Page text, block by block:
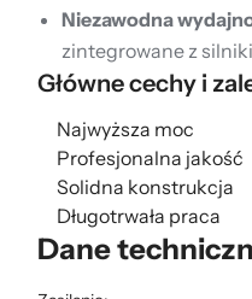
Niezawodna
zintegrowane z
Główne cechy i
Najwyższa moc
Profesjonalna jakość
Solidna konstrukcja
Długotrwała praca
Dane